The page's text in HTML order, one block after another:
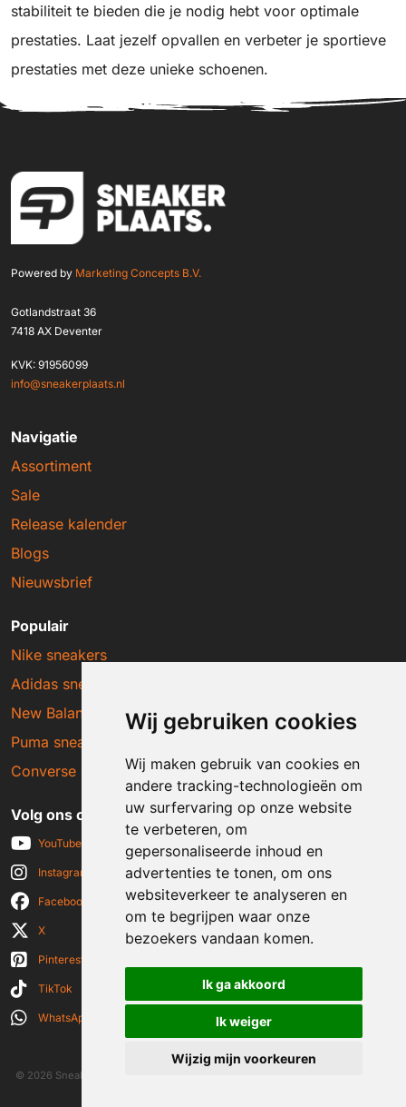
Wij gebruiken cookies
Wij maken gebruik van cookies en
andere tracking-technologieën om
uw surfervaring op onze website
te verbeteren, om
gepersonaliseerde inhoud en
advertenties te tonen, om ons
websiteverkeer te analyseren en
om te begrijpen waar onze
bezoekers vandaan komen.
Ik ga akkoord
Ik weiger
Wijzig mijn voorkeuren
stabiliteit te bieden die je nodig hebt voor optimale
prestaties. Laat jezelf opvallen en verbeter je sportieve
prestaties met deze unieke schoenen.
Powered by Marketing Concepts B.V.
Gotlandstraat 36
7418 AX Deventer
KVK: 91956099
info@sneakerplaats.nl
Navigatie
Assortiment
Sale
Release kalender
Blogs
Nieuwsbrief
Populair
Nike sneakers
Adidas sneakers
New Balance sneakers
Puma sneakers
Converse sneakers
Volg ons op social media
YouTube
Instagram
Facebook
X
Pinterest
TikTok
WhatsApp
© 2026 Sneakerplaats.nl